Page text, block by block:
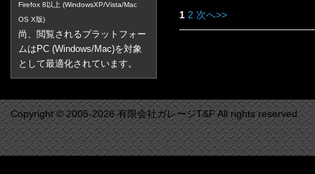
Firefox 8以上 (WindowsXP/Vista/Mac
OS X版)
尚、閲覧されるプラットフォー
ムはPC (Windows/Mac)を対象
として最適化されています。
1 2 次へ>>
Copyright © 2005-2026 有限会社ガレージT&F All rights reserved.